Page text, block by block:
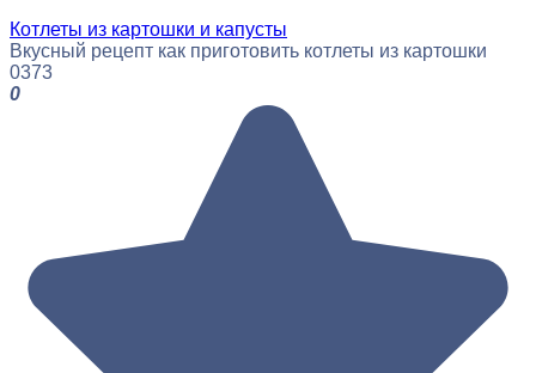
Котлеты из картошки и капусты
Вкусный рецепт как приготовить котлеты из картошки
0373
0